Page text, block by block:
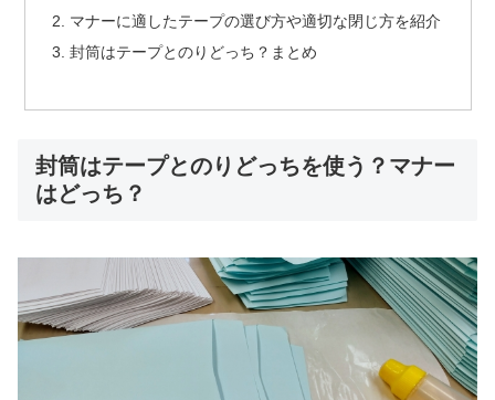
マナーに適したテープの選び方や適切な閉じ方を紹介
封筒はテープとのりどっち？まとめ
封筒はテープとのりどっちを使う？マナー
はどっち？